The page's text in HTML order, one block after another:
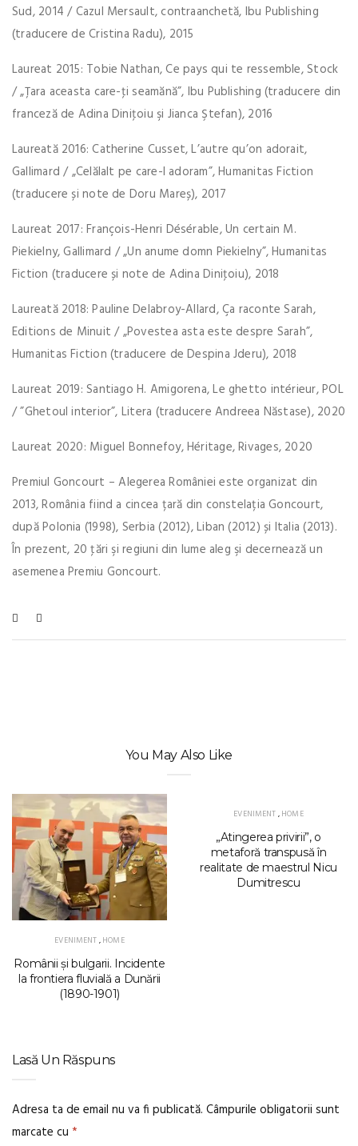
Sud, 2014 / Cazul Mersault, contraanchetă, Ibu Publishing
(traducere de Cristina Radu), 2015
Laureat 2015: Tobie Nathan, Ce pays qui te ressemble, Stock
/ „Ţara aceasta care-ţi seamănă”, Ibu Publishing (traducere din
franceză de Adina Diniţoiu şi Jianca Ştefan), 2016
Laureată 2016: Catherine Cusset, L’autre qu’on adorait,
Gallimard / „Celălalt pe care-l adoram”, Humanitas Fiction
(traducere și note de Doru Mareș), 2017
Laureat 2017: François-Henri Désérable, Un certain M.
Piekielny, Gallimard / „Un anume domn Piekielny”, Humanitas
Fiction (traducere și note de Adina Diniţoiu), 2018
Laureată 2018: Pauline Delabroy-Allard, Ça raconte Sarah,
Editions de Minuit / „Povestea asta este despre Sarah”,
Humanitas Fiction (traducere de Despina Jderu), 2018
Laureat 2019: Santiago H. Amigorena, Le ghetto intérieur, POL
/ ”Ghetoul interior”, Litera (traducere Andreea Năstase), 2020
Laureat 2020: Miguel Bonnefoy, Héritage, Rivages, 2020
Premiul Goncourt – Alegerea României este organizat din
2013, România fiind a cincea țară din constelația Goncourt,
după Polonia (1998), Serbia (2012), Liban (2012) și Italia (2013).
În prezent, 20 ţări şi regiuni din lume aleg şi decernează un
asemenea Premiu Goncourt.
You May Also Like
EVENIMENT,HOME
Românii și bulgarii. Incidente
la frontiera fluvială a Dunării
(1890-1901)
EVENIMENT,HOME
„Atingerea privirii”, o
metaforă transpusă în
realitate de maestrul Nicu
Dumitrescu
Lasă Un Răspuns
Adresa ta de email nu va fi publicată. Câmpurile obligatorii sunt
marcate cu *